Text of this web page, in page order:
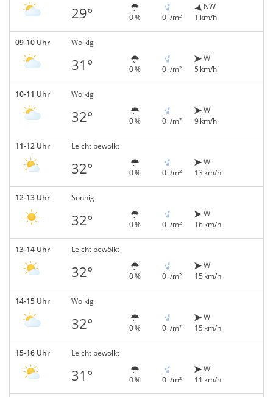
29° 0 % 0 l/m²
NW
1 km/h
09-10 Uhr Wolkig
31° 0 % 0 l/m²
W
5 km/h
10-11 Uhr Wolkig
32° 0 % 0 l/m²
W
9 km/h
11-12 Uhr Leicht bewölkt
32° 0 % 0 l/m²
W
13 km/h
12-13 Uhr Sonnig
32° 0 % 0 l/m²
W
16 km/h
13-14 Uhr Leicht bewölkt
32° 0 % 0 l/m²
W
15 km/h
14-15 Uhr Wolkig
32° 0 % 0 l/m²
W
15 km/h
15-16 Uhr Leicht bewölkt
31° 0 % 0 l/m²
W
11 km/h